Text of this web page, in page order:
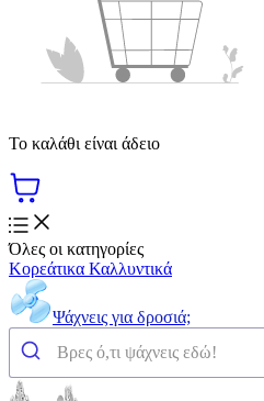
Το καλάθι είναι άδειο
Όλες οι κατηγορίες
Κορεάτικα Καλλυντικά
Ψάχνεις για δροσιά;